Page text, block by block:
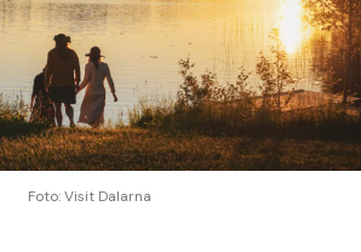
Foto: Visit Dalarna